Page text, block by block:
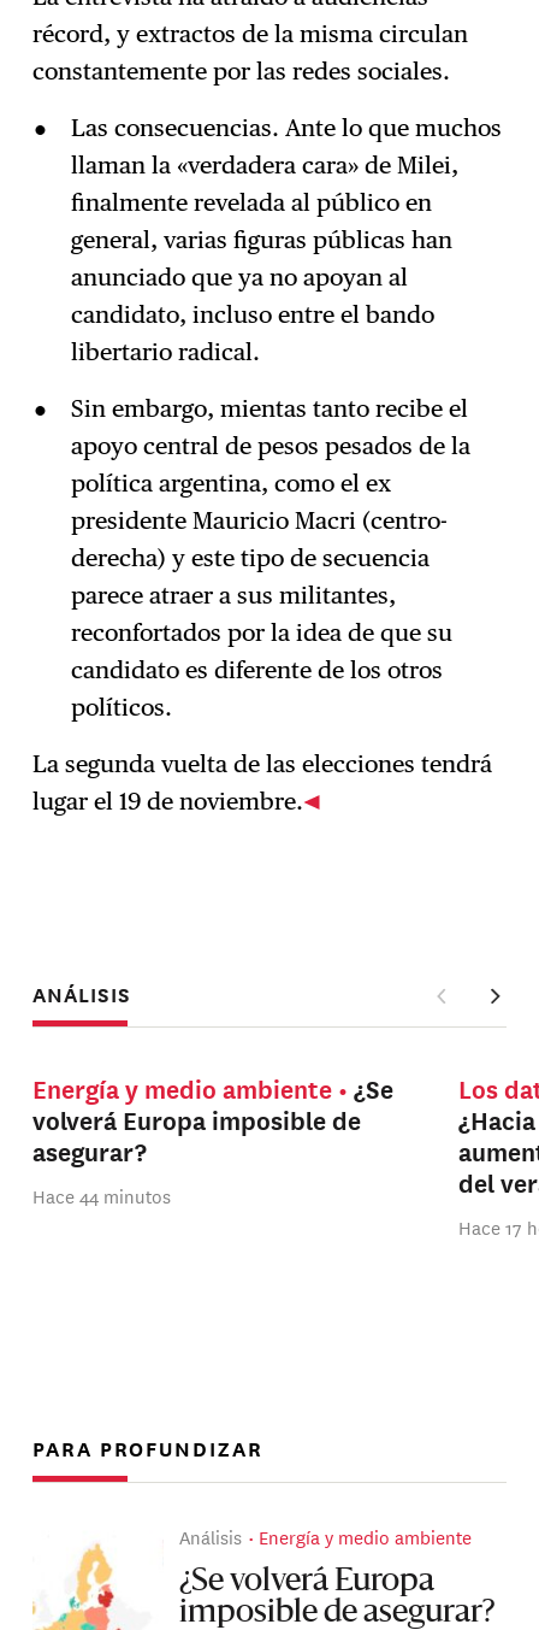
récord, y extractos de la misma circulan
constantemente por las redes sociales.
Las consecuencias. Ante lo que muchos
llaman la «verdadera cara» de Milei,
finalmente revelada al público en
general, varias figuras públicas han
anunciado que ya no apoyan al
candidato, incluso entre el bando
libertario radical.
Sin embargo, mientas tanto recibe el
apoyo central de pesos pesados de la
política argentina, como el ex
presidente Mauricio Macri (centro-
derecha) y este tipo de secuencia
parece atraer a sus militantes,
reconfortados por la idea de que su
candidato es diferente de los otros
políticos.
La segunda vuelta de las elecciones tendrá
lugar el 19 de noviembre.
ANÁLISIS
Energía y medio ambiente
¿Se
volverá Europa imposible de
asegurar?
Hace 44 minutos
Los
del
Hace 17
PARA PROFUNDIZAR
Análisis Energía y medio ambiente
¿Se volverá Europa
imposible de asegurar?